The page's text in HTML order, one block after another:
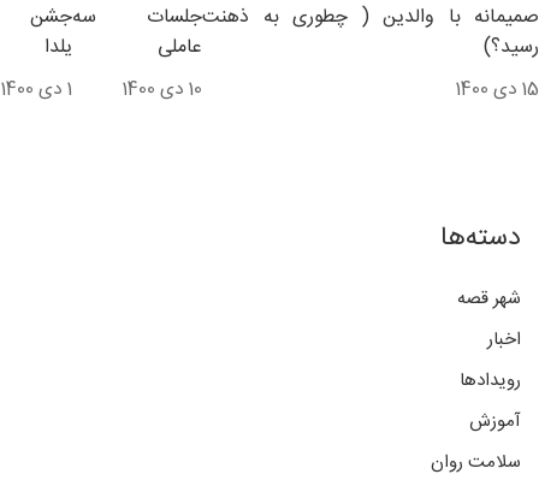
صمیمانه با والدین ( چطوری به ذهنت
رسید؟)
15 دی 1400
جلسات سه
عاملی
10 دی 1400
جشن
یلدا
1 دی 1400
دسته‌ها
شهر قصه
اخبار
رویدادها
آموزش
سلامت روان